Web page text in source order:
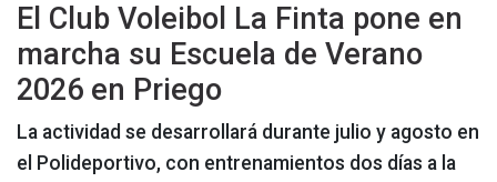
El Club Voleibol La Finta pone en
marcha su Escuela de Verano
2026 en Priego
La actividad se desarrollará durante julio y agosto en
el Polideportivo, con entrenamientos dos días a la